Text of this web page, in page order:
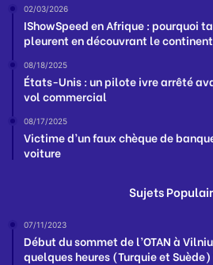
02/03/2026
IShowSpeed en Afrique : pourquoi
pleurent en découvrant le continent
08/18/2025
États-Unis : un pilote ivre arrêté
vol commercial
08/17/2025
Victime d’un faux chèque de
voiture
Sujets
07/11/2023
Début du sommet de l’OTAN à
quelques heures (Turquie et Suède)